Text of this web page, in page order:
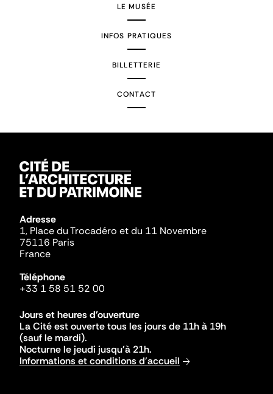
LE MUSÉE
INFOS PRATIQUES
BILLETTERIE
CONTACT
Adresse
1, Place du Trocadéro et du 11 Novembre
75116 Paris
France
Téléphone
+33 1 58 51 52 00
Jours et heures d'ouverture
La Cité est ouverte tous les jours de 11h à 19h
(sauf le mardi).
Nocturne le jeudi jusqu'à 21h.
Informations et conditions d'accueil